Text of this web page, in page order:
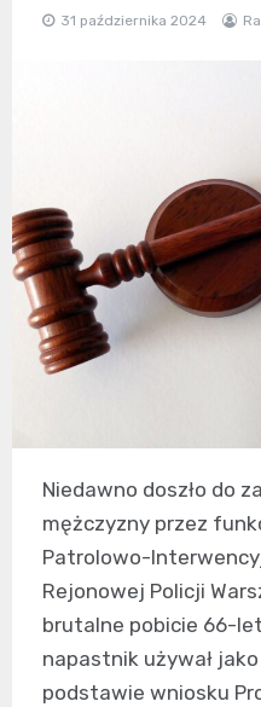
31 października 2024
Niedawno doszło do
mężczyzny przez
Patrolowo-
Rejonowej Policji
brutalne pobicie 66-
napastnik używał
podstawie wniosku